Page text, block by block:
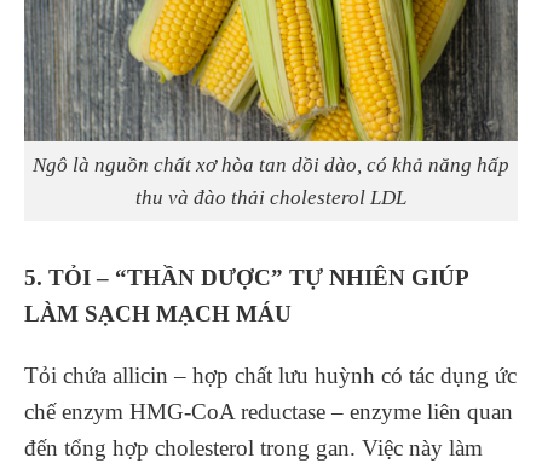
Ngô là nguồn chất xơ hòa tan dồi dào, có khả năng hấp
thu và đào thải cholesterol LDL
5. TỎI – “THẦN DƯỢC” TỰ NHIÊN GIÚP
LÀM SẠCH MẠCH MÁU
Tỏi chứa allicin – hợp chất lưu huỳnh có tác dụng ức
chế enzym HMG-CoA reductase – enzyme liên quan
đến tổng hợp cholesterol trong gan. Việc này làm